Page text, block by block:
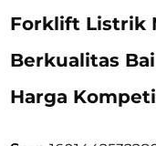
Forklift Listrik
Berkualitas
Harga